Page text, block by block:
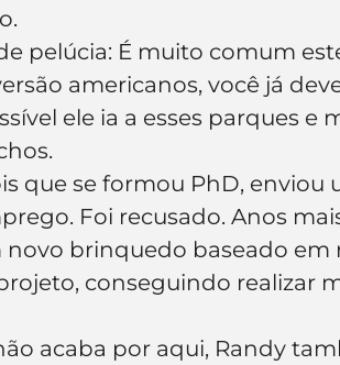
pelúcia: É muito comum
americanos, você já
ele ia a esses parques e
que se formou PhD, enviou
Foi recusado. Anos
novo brinquedo baseado em
conseguindo realizar
acaba por aqui, Randy